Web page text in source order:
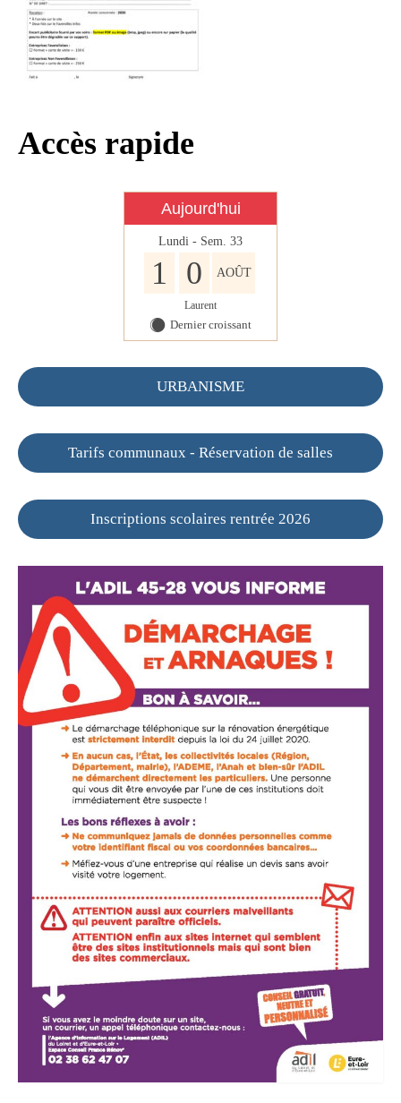
Faverolles Infos – Format
numérique
Séjourner à Faverolles
Accès rapide
Aujourd'hui
Lundi - Sem. 33
1 0 AOÛT
Laurent
Y Dernier croissant
URBANISME
Tarifs communaux - Réservation de salles
Inscriptions scolaires rentrée 2026